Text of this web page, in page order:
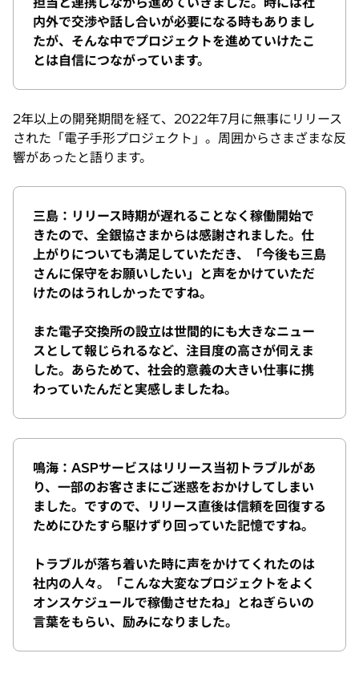
内外で交渉や話し合いが必要になる時もありまし
たが、そんな中でプロジェクトを進めていけたこ
とは自信につながっています。
2年以上の開発期間を経て、2022年7月に無事にリリース
された「電子手形プロジェクト」。周囲からさまざまな反
響があったと語ります。
三島：リリース時期が遅れることなく稼働開始で
きたので、全銀協さまからは感謝されました。仕
上がりについても満足していただき、「今後も三島
さんに保守をお願いしたい」と声をかけていただ
けたのはうれしかったですね。
また電子交換所の設立は世間的にも大きなニュー
スとして報じられるなど、注目度の高さが伺えま
した。あらためて、社会的意義の大きい仕事に携
わっていたんだと実感しましたね。
鳴海：ASPサービスはリリース当初トラブルがあ
り、一部のお客さまにご迷惑をおかけしてしまい
ました。ですので、リリース直後は信頼を回復する
ためにひたすら駆けずり回っていた記憶ですね。
トラブルが落ち着いた時に声をかけてくれたのは
社内の人々。「こんな大変なプロジェクトをよく
オンスケジュールで稼働させたね」とねぎらいの
言葉をもらい、励みになりました。